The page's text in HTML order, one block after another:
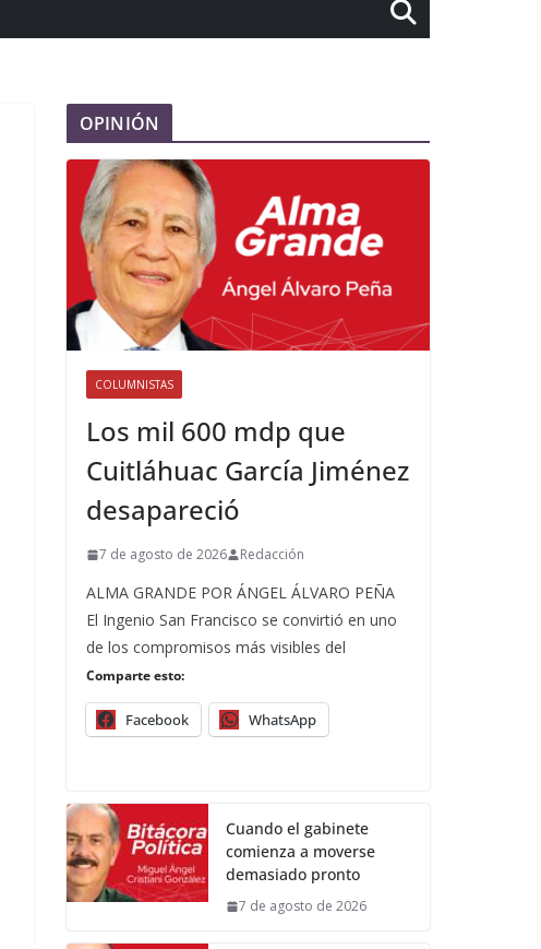
OPINIÓN
COLUMNISTAS
Los mil 600 mdp que
Cuitláhuac García Jiménez
desapareció
7 de agosto de 2026 Redacción
ALMA GRANDE POR ÁNGEL ÁLVARO PEÑA
El Ingenio San Francisco se convirtió en uno
de los compromisos más visibles del
Comparte esto:
Facebook WhatsApp
Cuando el gabinete
comienza a moverse
demasiado pronto
7 de agosto de 2026